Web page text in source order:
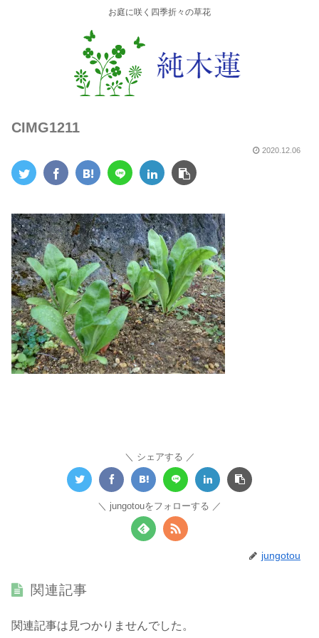
お庭に咲く四季折々の草花
CIMG1211
2020.12.06
シェアする
jungotouをフォローする
jungotou
関連記事
関連記事は見つかりませんでした。